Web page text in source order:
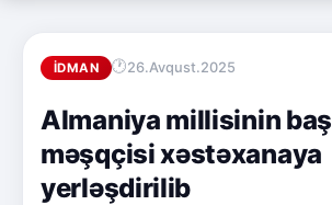
İDMAN 26.Avqust.2025
Almaniya millisinin baş
məşqçisi xəstəxanaya
yerləşdirilib